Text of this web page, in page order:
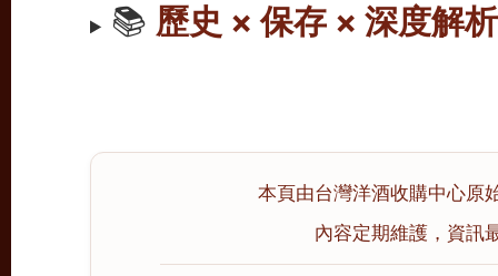
📚 歷史 × 保存 × 深度解析
本頁由台灣洋酒收購中心原
內容定期維護，資訊